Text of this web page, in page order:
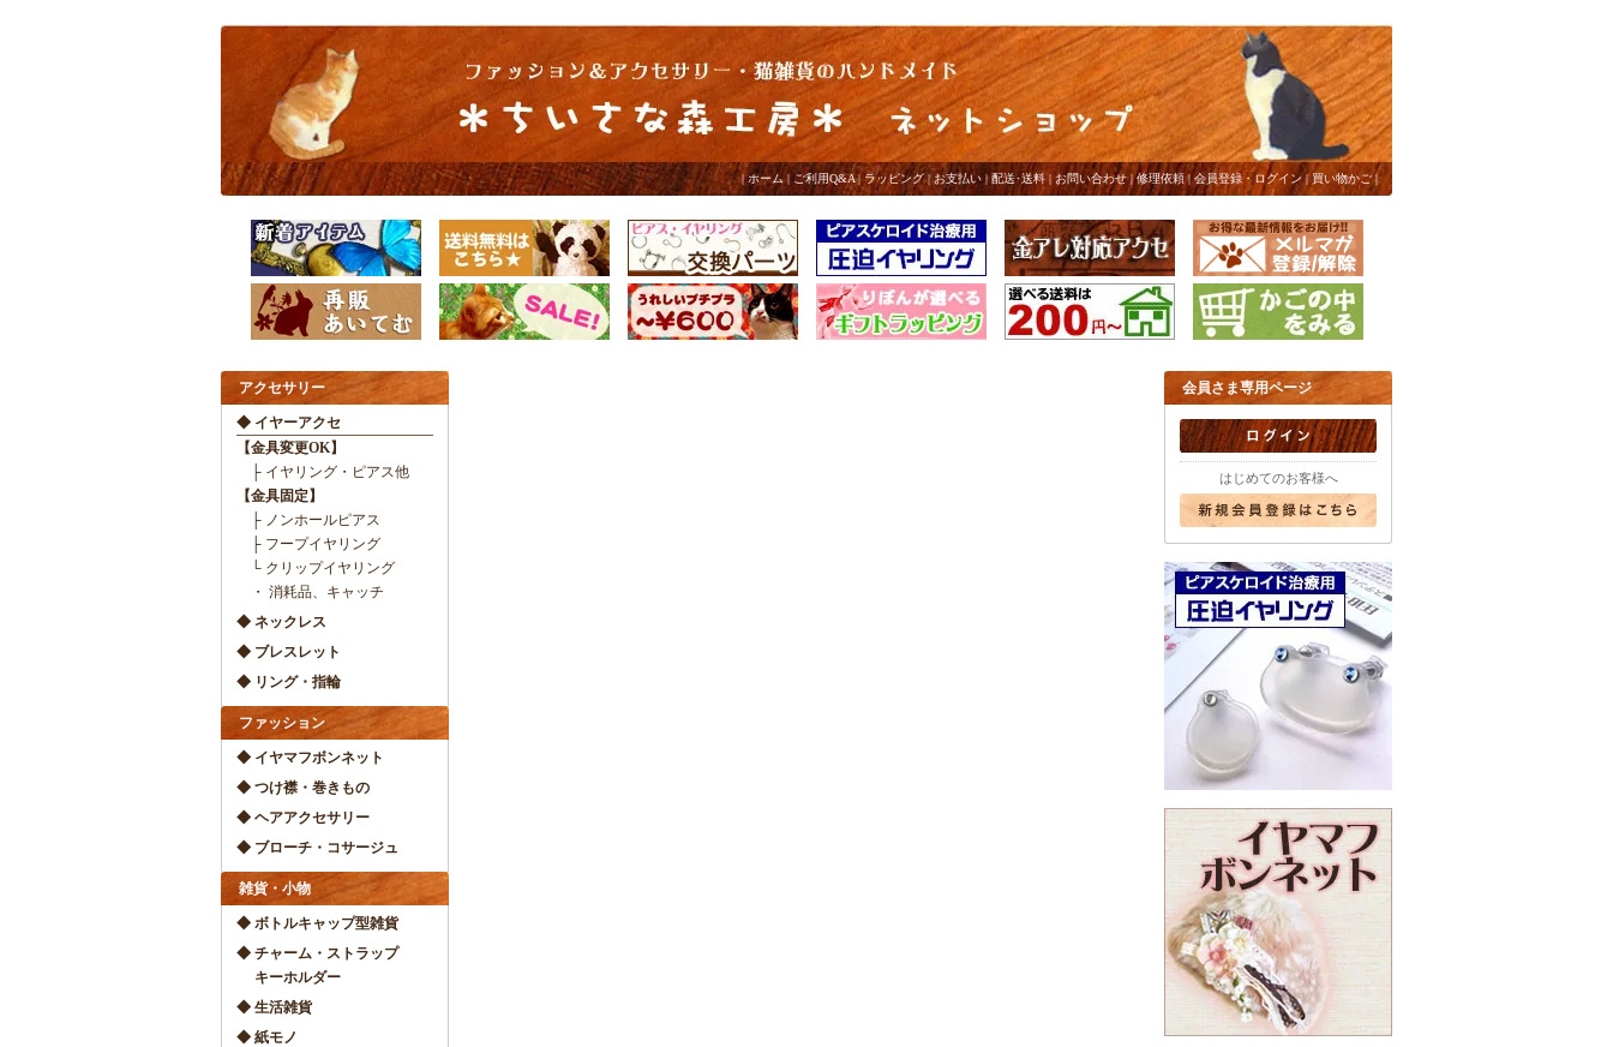
|ホーム | ご利用Q&A| ラッピング| お支払い |配送･送料 | お問い合わせ|修理依頼|会員登録・ログイン | 買い物かご|
アクセサリー
◆ イヤーアクセ
【金具変更OK】
├ イヤリング・ピアス他
【金具固定】
├ ノンホールピアス
├ フープイヤリング
└ クリップイヤリング
・ 消耗品、キャッチ
◆ ネックレス
◆ ブレスレット
◆ リング・指輪
ファッション
◆ イヤマフボンネット
◆ つけ襟・巻きもの
◆ ヘアアクセサリー
◆ ブローチ・コサージュ
雑貨・小物
◆ ボトルキャップ型雑貨
◆ チャーム・ストラップ
キーホルダー
◆ 生活雑貨
◆ 紙モノ
会員さま専用ページ
はじめてのお客様へ